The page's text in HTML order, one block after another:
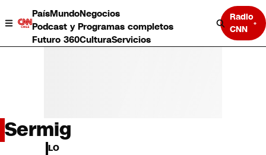
PaísMundoNegocios
Podcast y Programas completos
Futuro 360CulturaServicios
Radio
CNN
Sermig
LO